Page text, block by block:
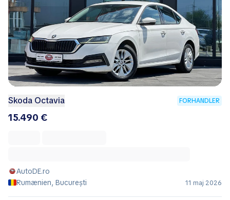
Skoda Octavia FORHANDLER
15.490 €
AutoDE.ro
Rumænien, București
11 maj 2026